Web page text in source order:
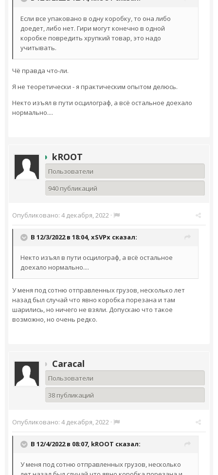
Если все упаковано в одну коробку, то она либо
доедет, либо нет. Гири могут конечно в одной
коробке повредить хрупкий товар, это надо
учитывать.
Чё правда что-ли.
Я не теоретически - я практическим опытом делюсь.
Некто изъял в пути осцилограф, а всё остальное доехало
нормально....
kROOT
Пользователи
940 публикаций
Опубликовано: 4 декабря, 2022 ·
В 12/3/2022 в 18:04, xSVPx сказал:
Некто изъял в пути осцилограф, а всё остальное
доехало нормально....
У меня под сотню отправленных грузов, несколько лет
назад был случай что явно коробка порезана и там
шарились, но ничего не взяли. Допускаю что такое
возможно, но очень редко.
Caracal
Пользователи
38 публикаций
Опубликовано: 4 декабря, 2022 ·
В 12/4/2022 в 08:07, kROOT сказал:
У меня под сотню отправленных грузов, несколько